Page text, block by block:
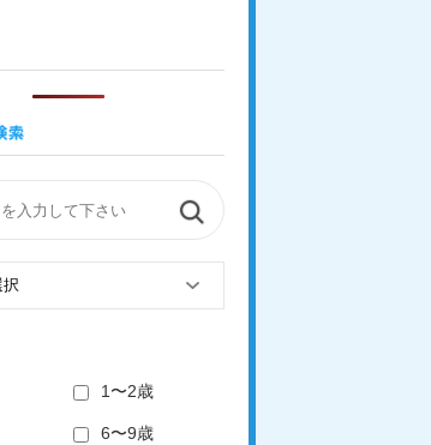
1〜2歳
6〜9歳